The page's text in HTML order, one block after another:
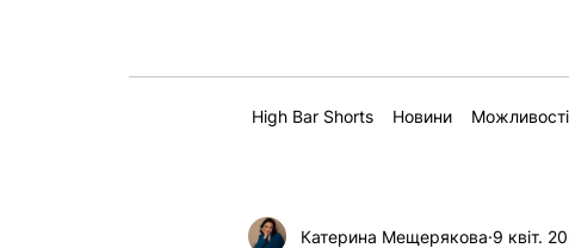
High Bar Shorts Новини Можливості
Катерина Мещерякова 9 квіт.